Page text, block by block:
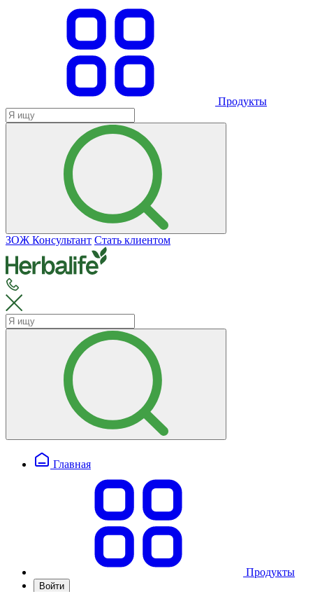
Продукты
ЗОЖ Консультант Стать клиентом
Главная
Продукты
Войти